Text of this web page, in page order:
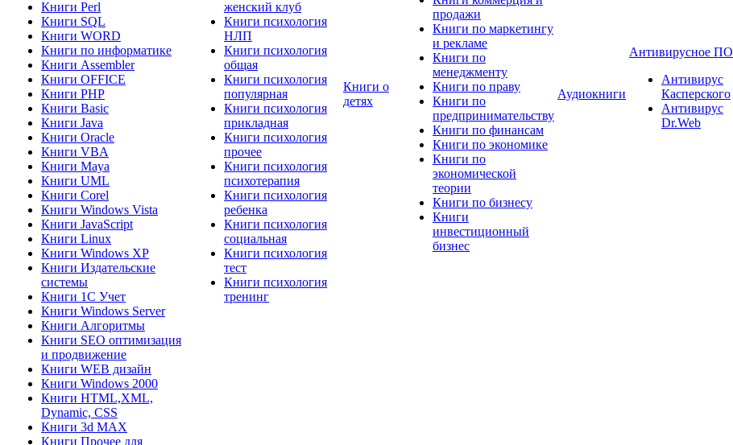
Книги Perl
Книги SQL
Книги WORD
Книги по информатике
Книги Assembler
Книги OFFICE
Книги PHP
Книги Basic
Книги Java
Книги Oracle
Книги VBA
Книги Maya
Книги UML
Книги Corel
Книги Windows Vista
Книги JavaScript
Книги Linux
Книги Windows XP
Книги Издательские
системы
Книги 1C Учет
Книги Windows Server
Книги Алгоритмы
Книги SEO оптимизация
и продвижение
Книги WEB дизайн
Книги Windows 2000
Книги HTML,XML,
Dynamic, CSS
Книги 3d MAX
Книги Прочее для
женский клуб
Книги психология
НЛП
Книги психология
общая
Книги психология
популярная
Книги психология
прикладная
Книги психология
прочее
Книги психология
психотерапия
Книги психология
ребенка
Книги психология
социальная
Книги психология
тест
Книги психология
тренинг
Книги о
детях
продажи
Книги по маркетингу
и рекламе
Книги по
менеджменту
Книги по праву
Книги по
предпринимательству
Книги по финансам
Книги по экономике
Книги по
экономической
теории
Книги по бизнесу
Книги
инвестиционный
бизнес
Аудиокниги
Антивирусное ПО
Антивирус
Касперского
Антивирус
Dr.Web